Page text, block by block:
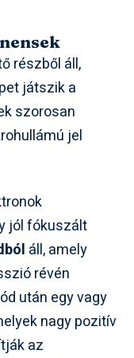
részből áll,
játszik a
szorosan
jel
jól fókuszált
áll, amely
révén
után egy vagy
nagy pozitív
az